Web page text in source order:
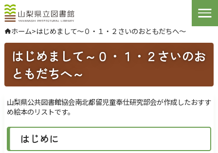
Open
やさしい日本語
よくある質問
お問い合わせ
文字サイズ 拡大 標準
縮小
背景色指定
ホーム>はじめまして～０・１・２さいのおともだちへ～
はじめまして～０・１・２さいのお
ともだちへ～
山梨県公共図書館協会南北都留児童奉仕研究部会が作成したおすす
め絵本のリストです。
はじめに